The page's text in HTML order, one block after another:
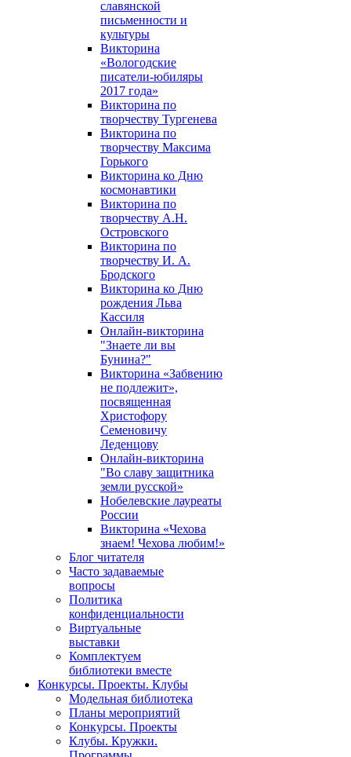
славянской
письменности и
культуры
Викторина
«Вологодские
писатели-юбиляры
2017 года»
Викторина по
творчеству Тургенева
Викторина по
творчеству Максима
Горького
Викторина ко Дню
космонавтики
Викторина по
творчеству А.Н.
Островского
Викторина по
творчеству И. А.
Бродского
Викторина ко Дню
рождения Льва
Кассиля
Онлайн-викторина
"Знаете ли вы
Бунина?"
Викторина «Забвению
не подлежит»,
посвященная
Христофору
Семеновичу
Леденцову
Онлайн-викторина
"Во славу защитника
земли русской»
Нобелевские лауреаты
России
Викторина «Чехова
знаем! Чехова любим!»
Блог читателя
Часто задаваемые
вопросы
Политика
конфиденциальности
Виртуальные
выставки
Комплектуем
библиотеки вместе
Конкурсы. Проекты. Клубы
Модельная библиотека
Планы мероприятий
Конкурсы. Проекты
Клубы. Кружки.